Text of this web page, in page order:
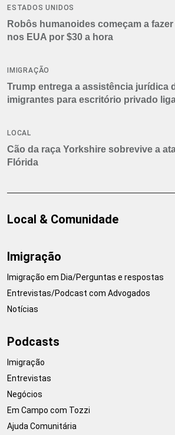
ESTADOS UNIDOS
Robôs humanoides começam a
nos EUA por $30 a hora
IMIGRAÇÃO
Trump entrega a assistência jurídica
imigrantes para escritório privado
LOCAL
Cão da raça Yorkshire sobrevive a
Flórida
Local & Comunidade
Imigração
Imigração em Dia/Perguntas e respostas
Entrevistas/Podcast com Advogados
Notícias
Podcasts
Imigração
Entrevistas
Negócios
Em Campo com Tozzi
Ajuda Comunitária